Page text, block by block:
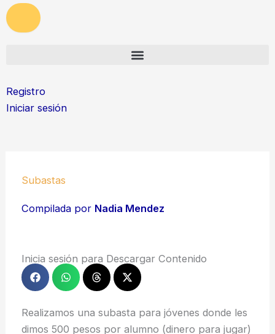
Registro
Iniciar sesión
Subastas
Compilada por Nadia Mendez
Inicia sesión para Descargar Contenido
Realizamos una subasta para jóvenes donde les
dimos 500 pesos por alumno (dinero para jugar)